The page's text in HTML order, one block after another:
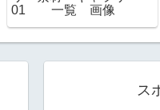
01 一覧 画像
ス